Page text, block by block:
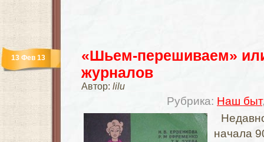
«Шьем-перешиваем»
журналов
Автор: lilu
Рубрика: Наш быт
13 Фев 13
начала